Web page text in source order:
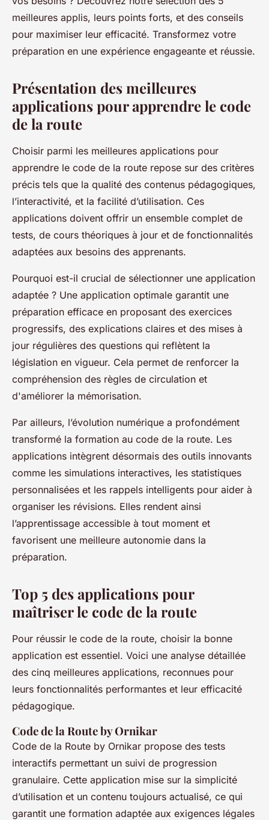
meilleures applis, leurs points forts, et des conseils
pour maximiser leur efficacité. Transformez votre
préparation en une expérience engageante et réussie.
Présentation des meilleures
applications pour apprendre le code
de la route
Choisir parmi les meilleures applications pour
apprendre le code de la route repose sur des critères
précis tels que la qualité des contenus pédagogiques,
l’interactivité, et la facilité d’utilisation. Ces
applications doivent offrir un ensemble complet de
tests, de cours théoriques à jour et de fonctionnalités
adaptées aux besoins des apprenants.
Pourquoi est-il crucial de sélectionner une application
adaptée ? Une application optimale garantit une
préparation efficace en proposant des exercices
progressifs, des explications claires et des mises à
jour régulières des questions qui reflètent la
législation en vigueur. Cela permet de renforcer la
compréhension des règles de circulation et
d'améliorer la mémorisation.
Par ailleurs, l’évolution numérique a profondément
transformé la formation au code de la route. Les
applications intègrent désormais des outils innovants
comme les simulations interactives, les statistiques
personnalisées et les rappels intelligents pour aider à
organiser les révisions. Elles rendent ainsi
l’apprentissage accessible à tout moment et
favorisent une meilleure autonomie dans la
préparation.
Top 5 des applications pour
maîtriser le code de la route
Pour réussir le code de la route, choisir la bonne
application est essentiel. Voici une analyse détaillée
des cinq meilleures applications, reconnues pour
leurs fonctionnalités performantes et leur efficacité
pédagogique.
Code de la Route by Ornikar
Code de la Route by Ornikar propose des tests
interactifs permettant un suivi de progression
granulaire. Cette application mise sur la simplicité
d’utilisation et un contenu toujours actualisé, ce qui
garantit une formation adaptée aux exigences légales